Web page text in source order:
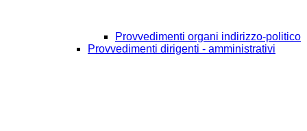
Provvedimenti organi indirizzo-politico
Provvedimenti dirigenti - amministrativi